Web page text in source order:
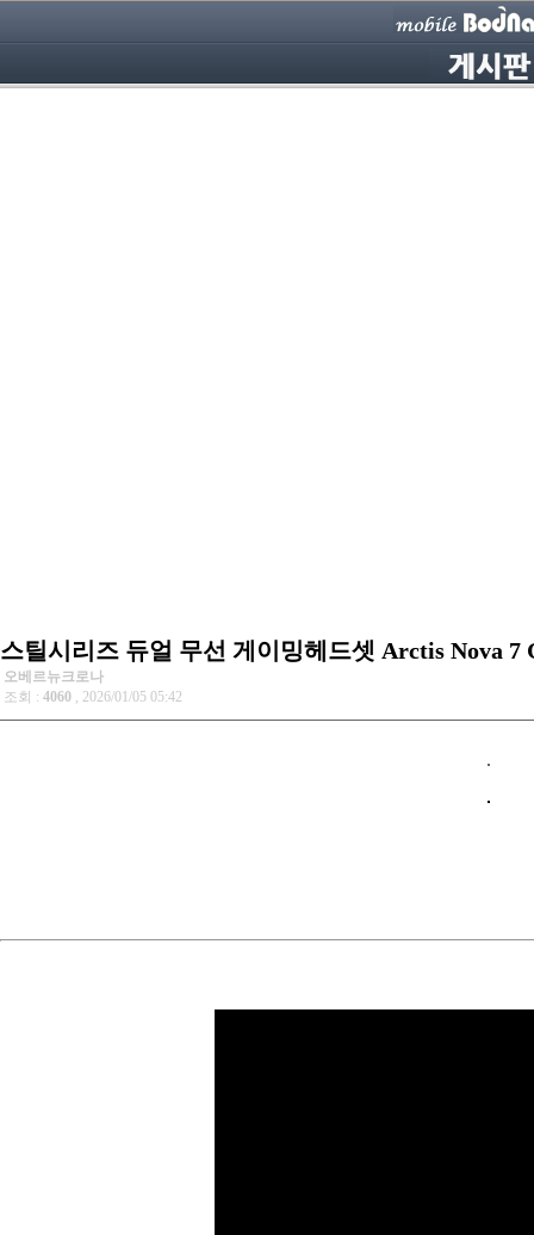
스틸시리즈 듀얼 무선 게이밍헤드셋 Arctis Nova 7
오베르뉴크로나
조회 : 4060 , 2026/01/05 05:42